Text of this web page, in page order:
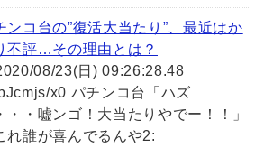
ンコ台の”復活大当たり”、最近はか
不評…その理由とは？
08/23(日) 09:26:28.48
x0 パチンコ台「ハズ
・・嘘ンゴ！大当たりやでー！！」
れ誰が喜んでるんや2: